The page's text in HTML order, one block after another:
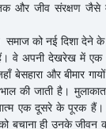
और जीव संरक्षण जैसे
समाज को नई दिशा देने
वे अपनी देखरेख में एक
और बीमार
की जाती है।
एक दूसरे के पूरक हैं।
बचाना ही उनके जीवन